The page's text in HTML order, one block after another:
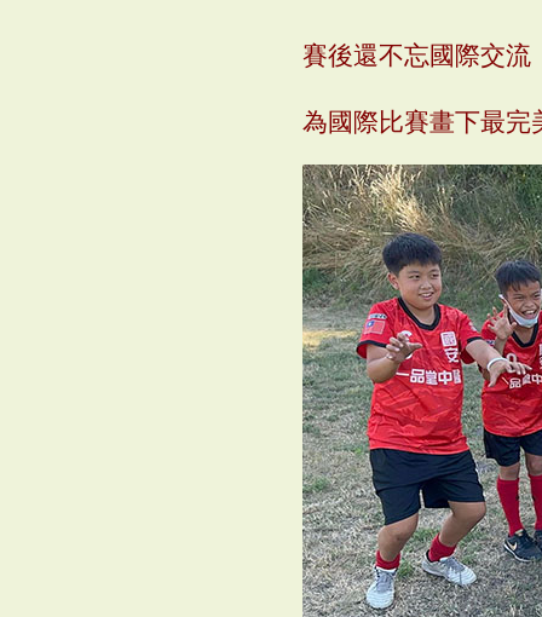
賽後還不忘國際交流
為國際比賽畫下最完